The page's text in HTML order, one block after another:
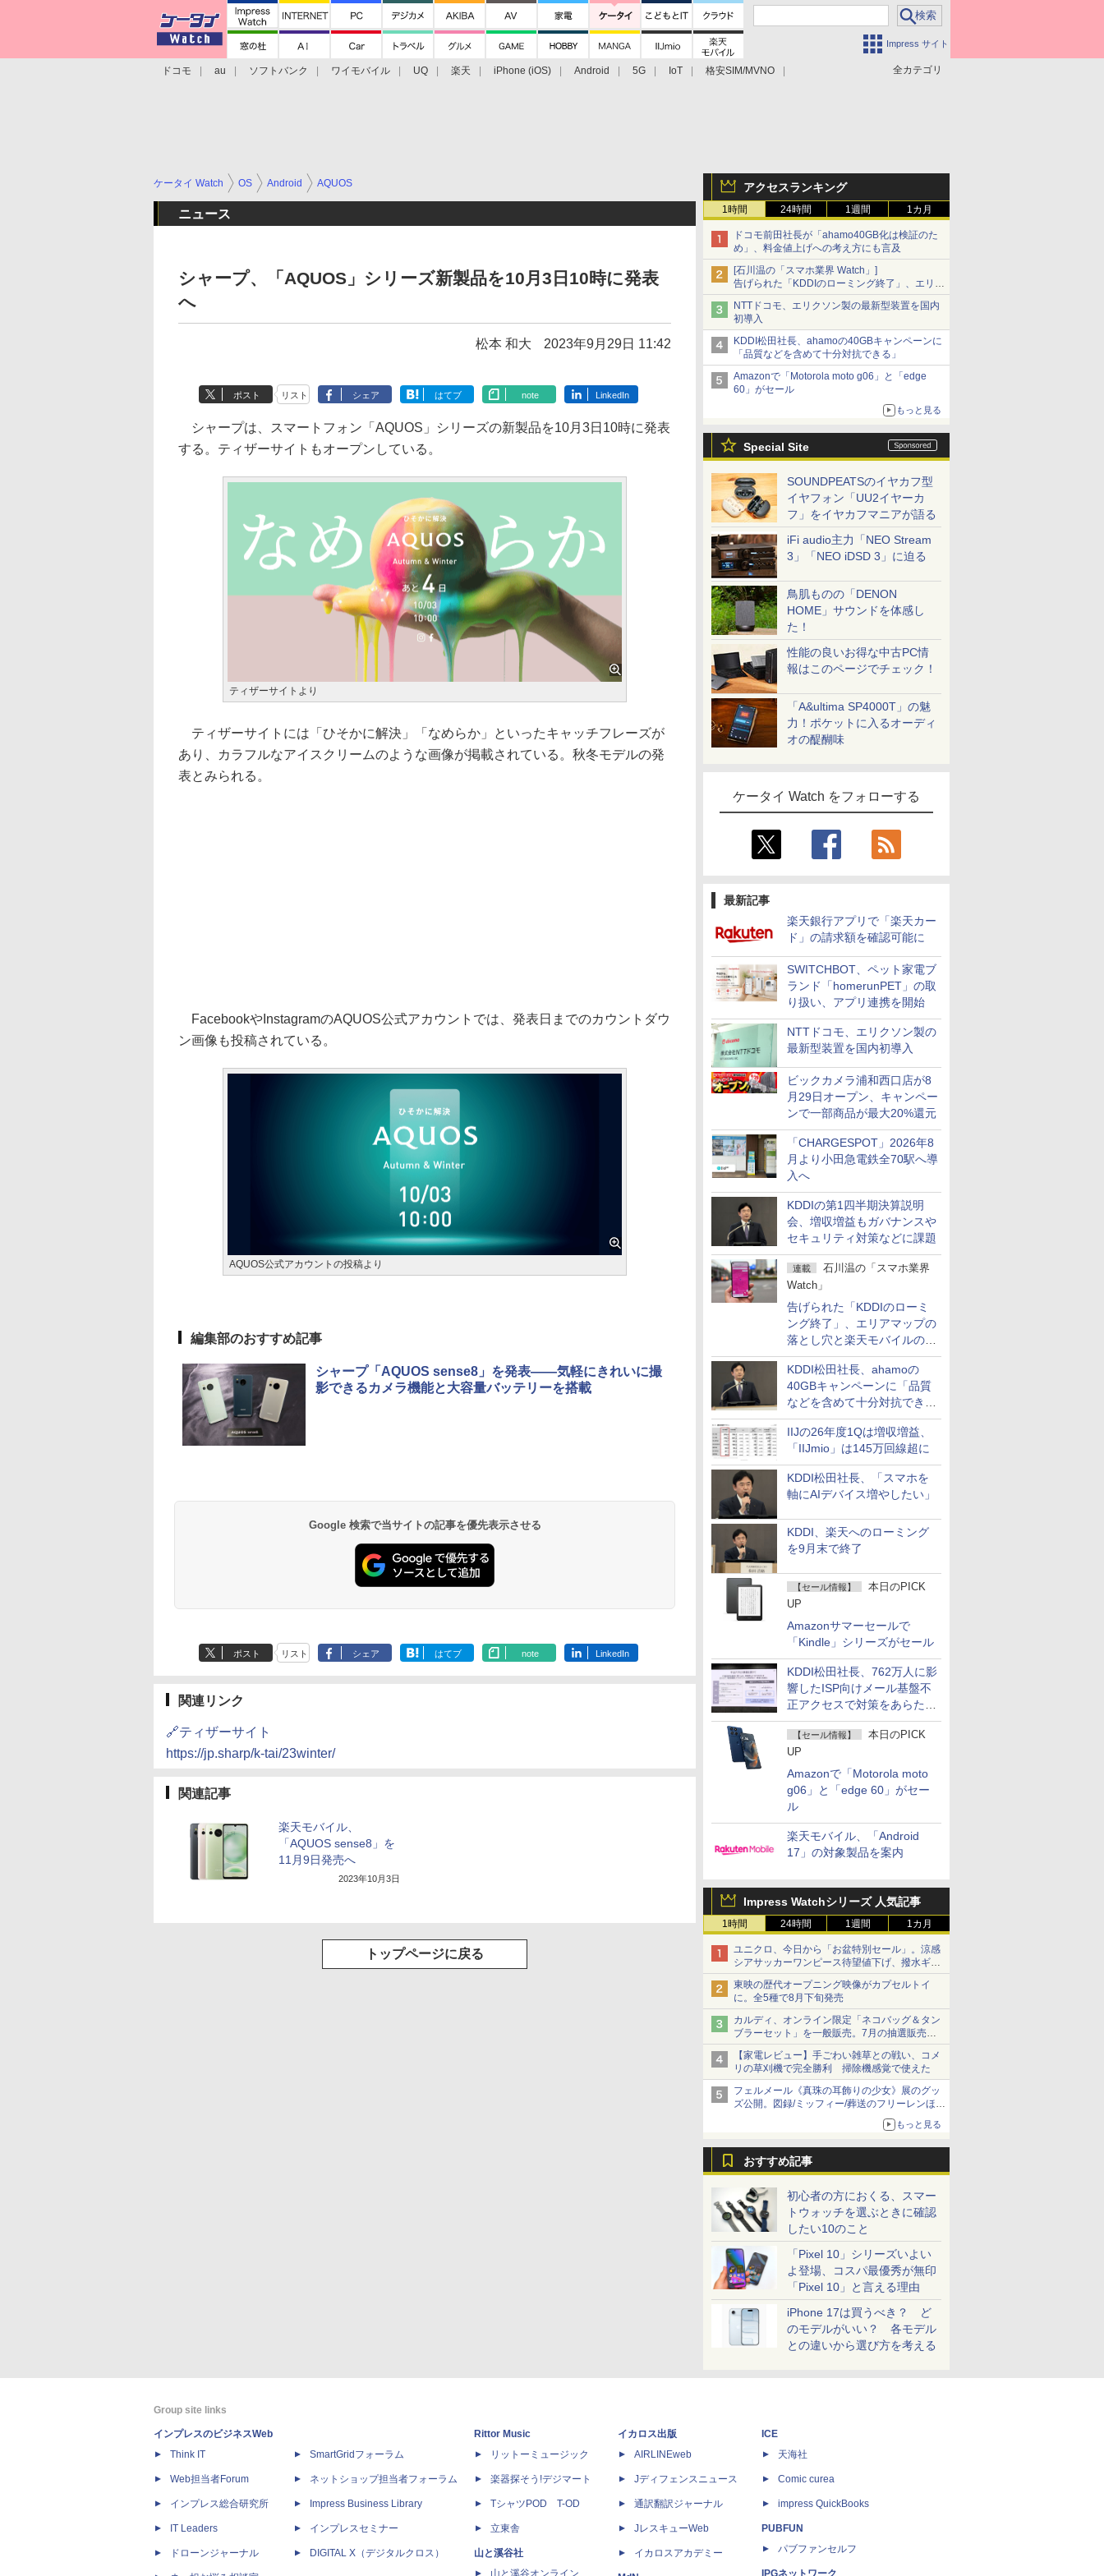
Impress サイト
全カテゴリ
ドコモ au ソフトバンク ワイモバイル UQ 楽天 iPhone (iOS) Android 5G IoT
格安SIM/MVNO
アクセスランキング
1時間 24時間 1週間 1カ月
ドコモ前田社長が「ahamo40GB化は検証のた
め」、料金値上げへの考え方にも言及
[石川温の「スマホ業界 Watch」]
告げられた「KDDIのローミング終了」、エリア
マップの落とし穴と楽天モバイルの課題
NTTドコモ、エリクソン製の最新型装置を国内
初導入
KDDI松田社長、ahamoの40GBキャンペーンに
「品質などを含めて十分対抗できる」
Amazonで「Motorola moto g06」と「edge
60」がセール
もっと見る
Special Site
SOUNDPEATSのイヤカフ型
イヤフォン「UU2イヤーカ
フ」をイヤカフマニアが語る
iFi audio主力「NEO Stream
3」「NEO iDSD 3」に迫る
鳥肌ものの「DENON
HOME」サウンドを体感し
た！
性能の良いお得な中古PC情
報はこのページでチェック！
「A&ultima SP4000T」の魅
力！ポケットに入るオーディ
オの醍醐味
ケータイ Watch をフォローする
最新記事
楽天銀行アプリで「楽天カー
ド」の請求額を確認可能に
SWITCHBOT、ペット家電ブ
ランド「homerunPET」の取
り扱い、アプリ連携を開始
NTTドコモ、エリクソン製の
最新型装置を国内初導入
ビックカメラ浦和西口店が8
月29日オープン、キャンペー
ンで一部商品が最大20%還元
「CHARGESPOT」2026年8
月より小田急電鉄全70駅へ導
入へ
KDDIの第1四半期決算説明
会、増収増益もガバナンスや
セキュリティ対策などに課題
連載
石川温の「スマホ業界
Watch」
告げられた「KDDIのローミ
ング終了」、エリアマップの
落とし穴と楽天モバイルの課
題
KDDI松田社長、ahamoの
40GBキャンペーンに「品質
などを含めて十分対抗でき
る」
IIJの26年度1Qは増収増益、
「IIJmio」は145万回線超に
KDDI松田社長、「スマホを
軸にAIデバイス増やしたい」
KDDI、楽天へのローミング
を9月末で終了
【セール情報】
本日のPICK
UP
Amazonサマーセールで
「Kindle」シリーズがセール
KDDI松田社長、762万人に影
響したISP向けメール基盤不
正アクセスで対策をあらため
て説明
【セール情報】
本日のPICK
UP
Amazonで「Motorola moto
g06」と「edge 60」がセー
ル
楽天モバイル、「Android
17」の対象製品を案内
Impress Watchシリーズ 人気記事
1時間 24時間 1週間 1カ月
ユニクロ、今日から「お盆特別セール」。涼感
シアサッカーワンピース待望値下げ、撥水ギア
ショーツは1990円に
東映の歴代オープニング映像がカプセルトイ
に。全5種で8月下旬発売
カルディ、オンライン限定「ネコバッグ＆タン
ブラーセット」を一般販売。7月の抽選販売の
当選無効分
【家電レビュー】手ごわい雑草との戦い、コメ
リの草刈機で完全勝利 掃除機感覚で使えた
フェルメール《真珠の耳飾りの少女》展のグッ
ズ公開。図録/ミッフィー/葬送のフリーレンほ
もっと見る
おすすめ記事
初心者の方におくる、スマー
トウォッチを選ぶときに確認
したい10のこと
「Pixel 10」シリーズいよい
よ登場、コスパ最優秀が無印
「Pixel 10」と言える理由
iPhone 17は買うべき？ ど
のモデルがいい？ 各モデル
との違いから選び方を考える
ケータイ Watch OS Android AQUOS
ニュース
シャープ、「AQUOS」シリーズ新製品を10月3日10時に発表
へ
松本 和大 2023年9月29日 11:42
ポスト リスト シェア はてブ note LinkedIn
シャープは、スマートフォン「AQUOS」シリーズの新製品を10月3日10時に発表
する。ティザーサイトもオープンしている。
ティザーサイトより
ティザーサイトには「ひそかに解決」「なめらか」といったキャッチフレーズが
あり、カラフルなアイスクリームのような画像が掲載されている。秋冬モデルの発
表とみられる。
FacebookやInstagramのAQUOS公式アカウントでは、発表日までのカウントダウ
ン画像も投稿されている。
AQUOS公式アカウントの投稿より
編集部のおすすめ記事
シャープ「AQUOS sense8」を発表――気軽にきれいに撮
影できるカメラ機能と大容量バッテリーを搭載
Google 検索で当サイトの記事を優先表示させる
ポスト リスト シェア はてブ note LinkedIn
関連リンク
🔗ティザーサイト
https://jp.sharp/k-tai/23winter/
関連記事
楽天モバイル、
「AQUOS sense8」を
11月9日発売へ
2023年10月3日
トップページに戻る
Group site links
インプレスのビジネスWeb
Think IT
Web担当者Forum
インプレス総合研究所
IT Leaders
ドローンジャーナル
SmartGridフォーラム
ネットショップ担当者フォーラム
Impress Business Library
インプレスセミナー
DIGITAL X（デジタルクロス）
Rittor Music
リットーミュージック
楽器探そう!デジマート
TシャツPOD T-OD
立東舎
山と溪谷社
山と溪谷オンライン
イカロス出版
AIRLINEweb
Jディフェンスニュース
通訳翻訳ジャーナル
JレスキューWeb
イカロスアカデミー
ICE
天海社
Comic curea
impress QuickBooks
PUBFUN
パブファンセルフ
IPGネットワーク